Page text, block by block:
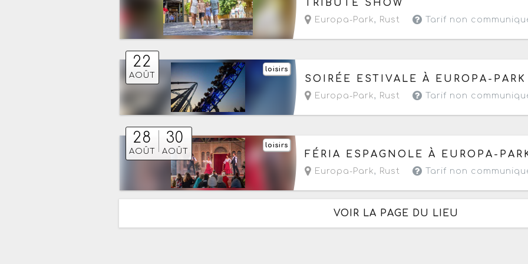
TRIBUTE SHOW
Europa-Park, Rust Tarif non
22
AOÛT
loisirs
Le samedi 22 août 2026 de 09h à 23h59
SOIRÉE ESTIVALE À EUROPA-PARK
Europa-Park, Rust Tarif non
28
AOÛT
30
AOÛT
loisirs
Du vendredi 28 au dimanche 30 août 2026 de
FÉRIA ESPAGNOLE À EUROPA-
Europa-Park, Rust Tarif non
VOIR LA PAGE DU LIEU